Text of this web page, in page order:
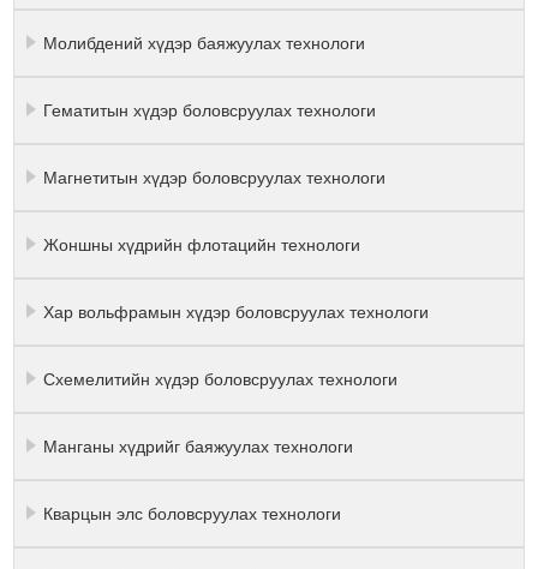
Молибдений хүдэр баяжуулах технологи
Гематитын хүдэр боловсруулах технологи
Магнетитын хүдэр боловсруулах технологи
Жоншны хүдрийн флотацийн технологи
Хар вольфрамын хүдэр боловсруулах технологи
Схемелитийн хүдэр боловсруулах технологи
Манганы хүдрийг баяжуулах технологи
Кварцын элс боловсруулах технологи